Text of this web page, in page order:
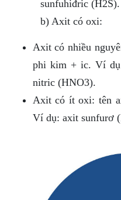
sunfuhiđric (H2S).
b) Axit có oxi:
Axit có nhiều
phi kim + ic. Ví
nitric (HNO3).
Axit có ít oxi: tên
Ví dụ: axit sunfurơ